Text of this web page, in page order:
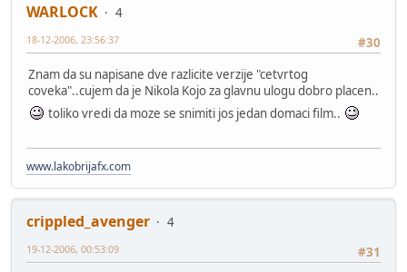
WARLOCK
4
#30
18-12-2006, 23:56:37
Znam da su napisane dve razlicite verzije "cetvrtog
coveka"..cujem da je Nikola Kojo za glavnu ulogu dobro placen..
toliko vredi da moze se snimiti jos jedan domaci film..
www.lakobrijafx.com
crippled_avenger
4
#31
19-12-2006, 00:53:09